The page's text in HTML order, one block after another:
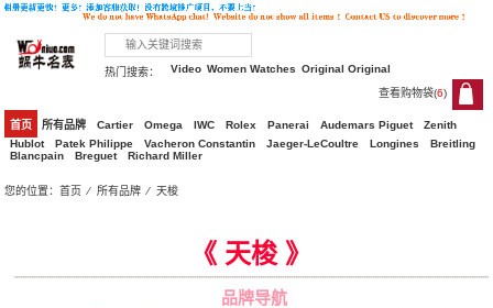
热门搜索： Original Original
Women Watches
Video
查看购物袋(6)
6
首页 所有品牌 Cartier Omega IWC Rolex Panerai Audemars Piguet
Zenith
Hublot
Patek Philippe Vacheron Constantin Jaeger-LeCoultre Longines
Breitling
Blancpain
Breguet Richard Miller
您的位置：首页 ⁄所有品牌 ⁄天梭
《 天梭 》
品牌导航